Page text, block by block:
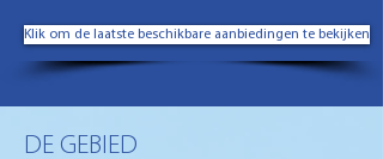
Klik om de laatste beschikbare aanbiedingen te bekijken
DE GEBIED